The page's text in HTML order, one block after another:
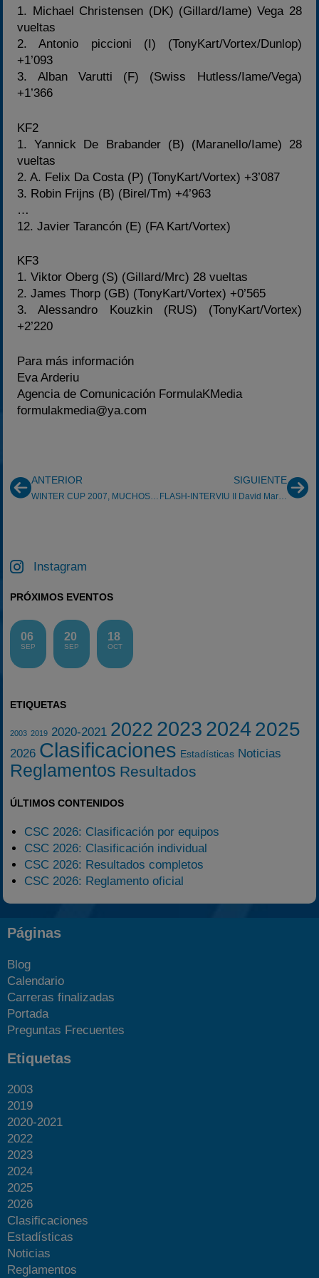
1. Michael Christensen (DK) (Gillard/Iame) Vega 28
vueltas
2. Antonio piccioni (I) (TonyKart/Vortex/Dunlop)
+1’093
3. Alban Varutti (F) (Swiss Hutless/Iame/Vega)
+1’366
KF2
1. Yannick De Brabander (B) (Maranello/Iame) 28
vueltas
2. A. Felix Da Costa (P) (TonyKart/Vortex) +3’087
3. Robin Frijns (B) (Birel/Tm) +4’963
…
12. Javier Tarancón (E) (FA Kart/Vortex)
KF3
1. Viktor Oberg (S) (Gillard/Mrc) 28 vueltas
2. James Thorp (GB) (TonyKart/Vortex) +0’565
3. Alessandro Kouzkin (RUS) (TonyKart/Vortex)
+2’220
Para más información
Eva Arderiu
Agencia de Comunicación FormulaKMedia
formulakmedia@ya.com
ANTERIOR
WINTER CUP 2007, MUCHOS CAMBIOS
SIGUIENTE
FLASH-INTERVIU II David Martinez
Instagram
PRÓXIMOS EVENTOS
06
SEP
20
SEP
18
OCT
ETIQUETAS
2003 2019 2020-2021 2022 2023 20242025
2026 Clasificaciones Estadísticas Noticias
Reglamentos Resultados
ÚLTIMOS CONTENIDOS
CSC 2026: Clasificación por equipos
CSC 2026: Clasificación individual
CSC 2026: Resultados completos
CSC 2026: Reglamento oficial
Páginas
Blog
Calendario
Carreras finalizadas
Portada
Preguntas Frecuentes
Etiquetas
2003
2019
2020-2021
2022
2023
2024
2025
2026
Clasificaciones
Estadísticas
Noticias
Reglamentos